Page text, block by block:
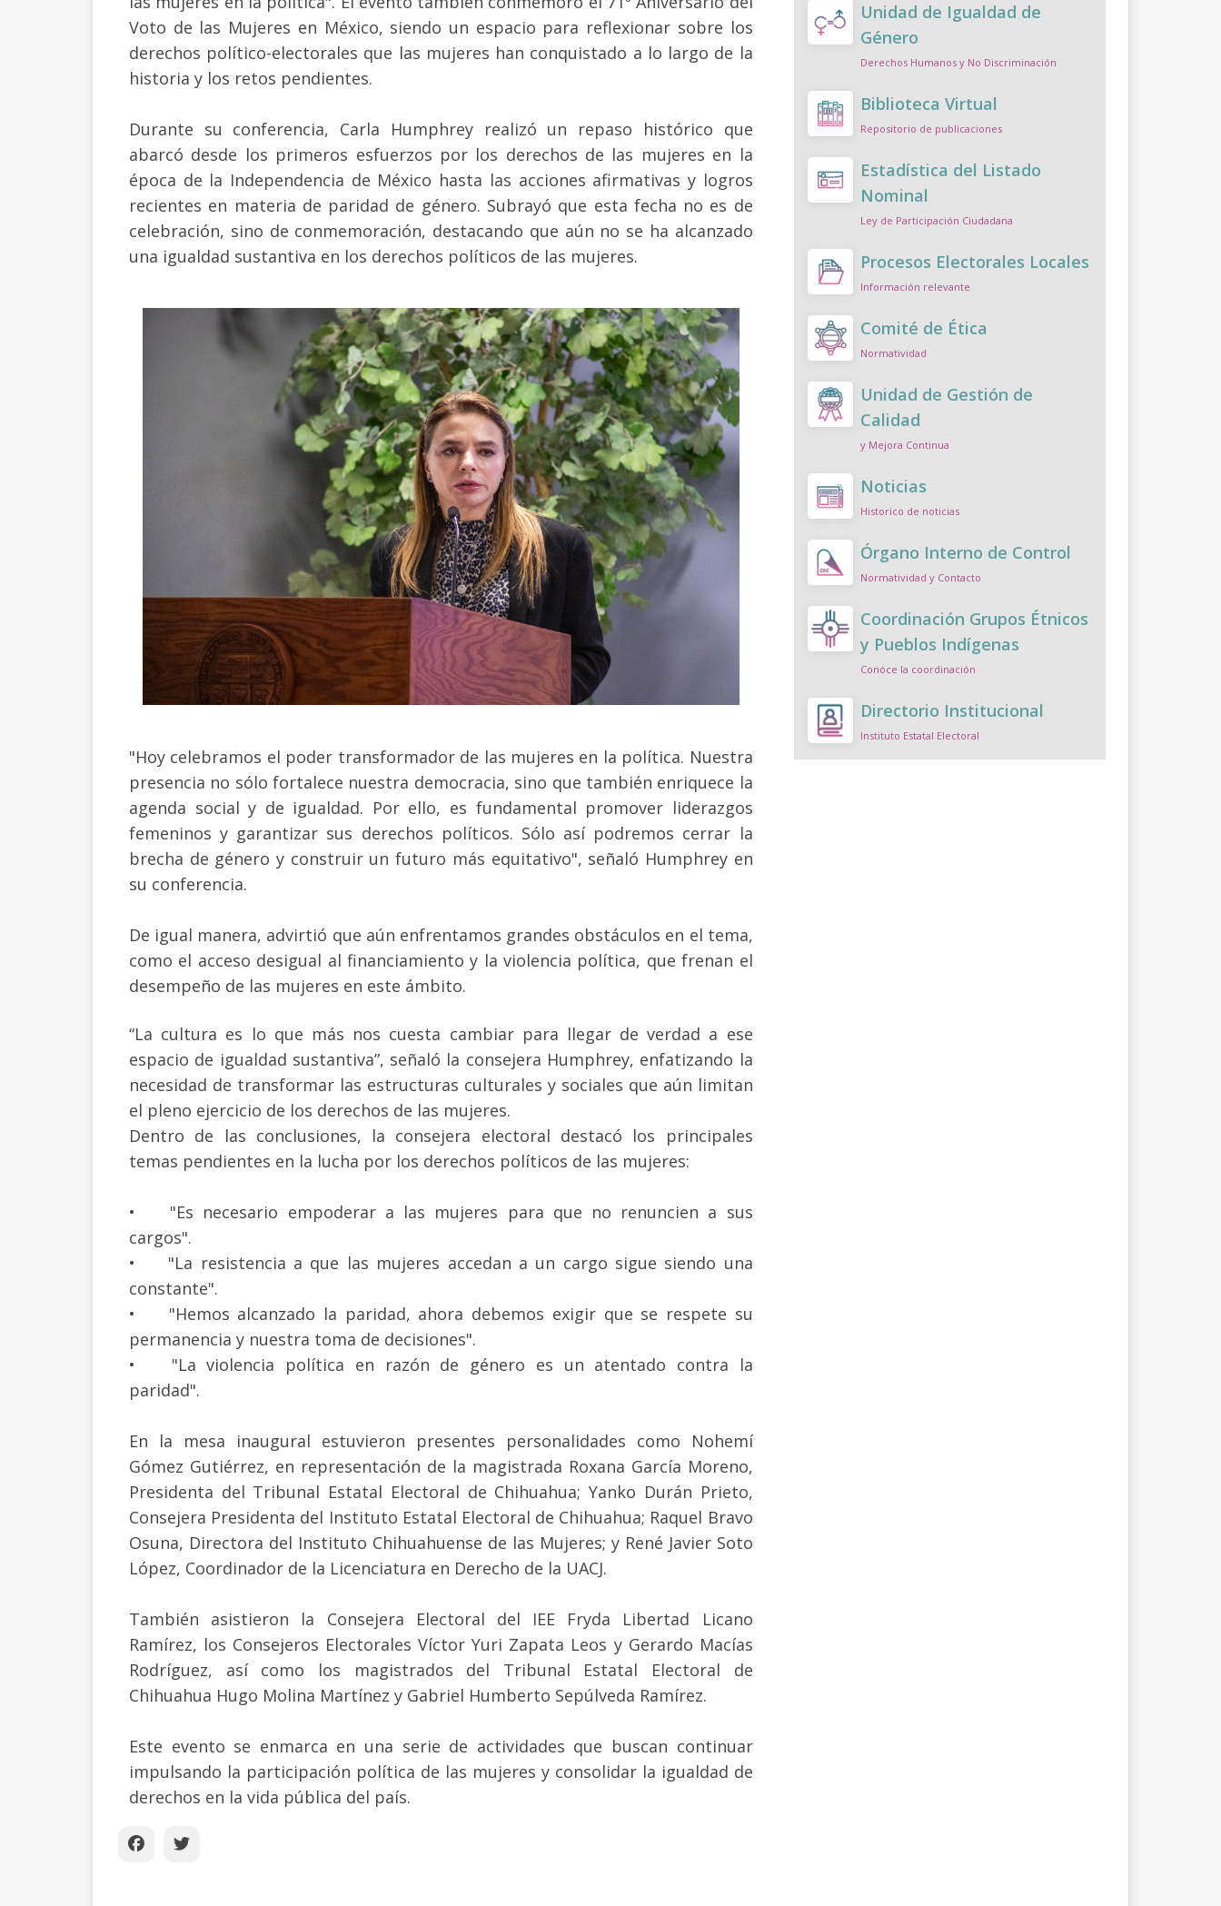
Voto de las Mujeres en México, siendo un espacio para reflexionar sobre los
derechos político-electorales que las mujeres han conquistado a lo largo de la
historia y los retos pendientes.
Durante su conferencia, Carla Humphrey realizó un repaso histórico que
abarcó desde los primeros esfuerzos por los derechos de las mujeres en la
época de la Independencia de México hasta las acciones afirmativas y logros
recientes en materia de paridad de género. Subrayó que esta fecha no es de
celebración, sino de conmemoración, destacando que aún no se ha alcanzado
una igualdad sustantiva en los derechos políticos de las mujeres.
"Hoy celebramos el poder transformador de las mujeres en la política. Nuestra
presencia no sólo fortalece nuestra democracia, sino que también enriquece la
agenda social y de igualdad. Por ello, es fundamental promover liderazgos
femeninos y garantizar sus derechos políticos. Sólo así podremos cerrar la
brecha de género y construir un futuro más equitativo", señaló Humphrey en
su conferencia.
De igual manera, advirtió que aún enfrentamos grandes obstáculos en el tema,
como el acceso desigual al financiamiento y la violencia política, que frenan el
desempeño de las mujeres en este ámbito.
“La cultura es lo que más nos cuesta cambiar para llegar de verdad a ese
espacio de igualdad sustantiva”, señaló la consejera Humphrey, enfatizando la
necesidad de transformar las estructuras culturales y sociales que aún limitan
el pleno ejercicio de los derechos de las mujeres.
Dentro de las conclusiones, la consejera electoral destacó los principales
temas pendientes en la lucha por los derechos políticos de las mujeres:
•
"Es necesario empoderar a las mujeres para que no renuncien a sus
cargos".
•
"La resistencia a que las mujeres accedan a un cargo sigue siendo una
constante".
•
"Hemos alcanzado la paridad, ahora debemos exigir que se respete su
permanencia y nuestra toma de decisiones".
•
"La violencia política en razón de género es un atentado contra la
paridad".
En la mesa inaugural estuvieron presentes personalidades como Nohemí
Gómez Gutiérrez, en representación de la magistrada Roxana García Moreno,
Presidenta del Tribunal Estatal Electoral de Chihuahua; Yanko Durán Prieto,
Consejera Presidenta del Instituto Estatal Electoral de Chihuahua; Raquel Bravo
Osuna, Directora del Instituto Chihuahuense de las Mujeres; y René Javier Soto
López, Coordinador de la Licenciatura en Derecho de la UACJ.
También asistieron la Consejera Electoral del IEE Fryda Libertad Licano
Ramírez, los Consejeros Electorales Víctor Yuri Zapata Leos y Gerardo Macías
Rodríguez, así como los magistrados del Tribunal Estatal Electoral de
Chihuahua Hugo Molina Martínez y Gabriel Humberto Sepúlveda Ramírez.
Este evento se enmarca en una serie de actividades que buscan continuar
impulsando la participación política de las mujeres y consolidar la igualdad de
derechos en la vida pública del país.
Unidad de Igualdad de
Género
Derechos Humanos y No Discriminación
Biblioteca Virtual
Repositorio de publicaciones
Estadística del Listado
Nominal
Ley de Participación Ciudadana
Procesos Electorales Locales
Información relevante
Comité de Ética
Normatividad
Unidad de Gestión de
Calidad
y Mejora Continua
Noticias
Historico de noticias
Órgano Interno de Control
Normatividad y Contacto
Coordinación Grupos Étnicos
y Pueblos Indígenas
Conóce la coordinación
Directorio Institucional
Instituto Estatal Electoral